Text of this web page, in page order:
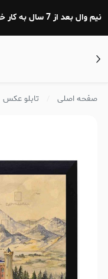
نیم وال بعد از 7 سال به کار خودش پایان داد به امید شروع به کار مجدد : )
صفحه اصلی تابلو عکس